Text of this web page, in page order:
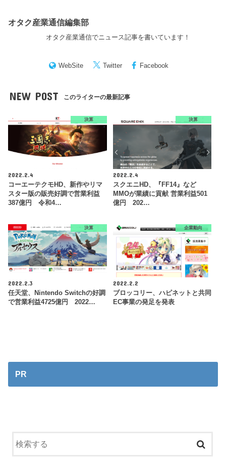
オタク産業通信編集部
オタク産業通信でニュース記事を書いています！
WebSite Twitter Facebook
NEW POST このライターの最新記事
決算
2022.2.4
コーエーテクモHD、新作やリマ
スター版の販売好調で営業利益
387億円 令和4…
決算
2022.2.4
スクエニHD、『FF14』など
MMOが業績に貢献 営業利益501
億円 202…
決算
2022.2.3
任天堂、Nintendo Switchの好調
で営業利益4725億円 2022…
企業動向
2022.2.2
ブロッコリー、ハピネットと共同
EC事業の発足を発表
PR